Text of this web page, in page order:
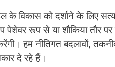
के विकास को दर्शाने के लिए
रूप से या शौकिया तौर
हम नीतिगत बदलावों,
दे रहे हैं।